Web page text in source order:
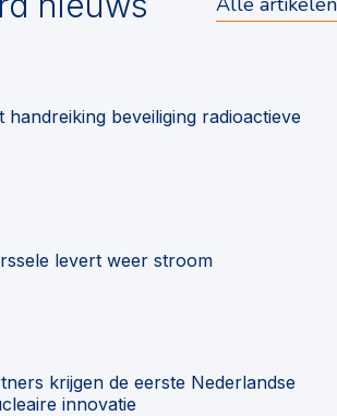
beveiliging radioactieve
levert weer stroom
krijgen de eerste Nederlandse
innovatie